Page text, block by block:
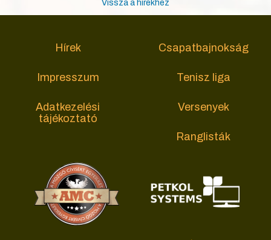
Vissza a hírekhez
Hírek
Impresszum
Adatkezelési
tájékoztató
Csapatbajnokság
Tenisz liga
Versenyek
Ranglisták